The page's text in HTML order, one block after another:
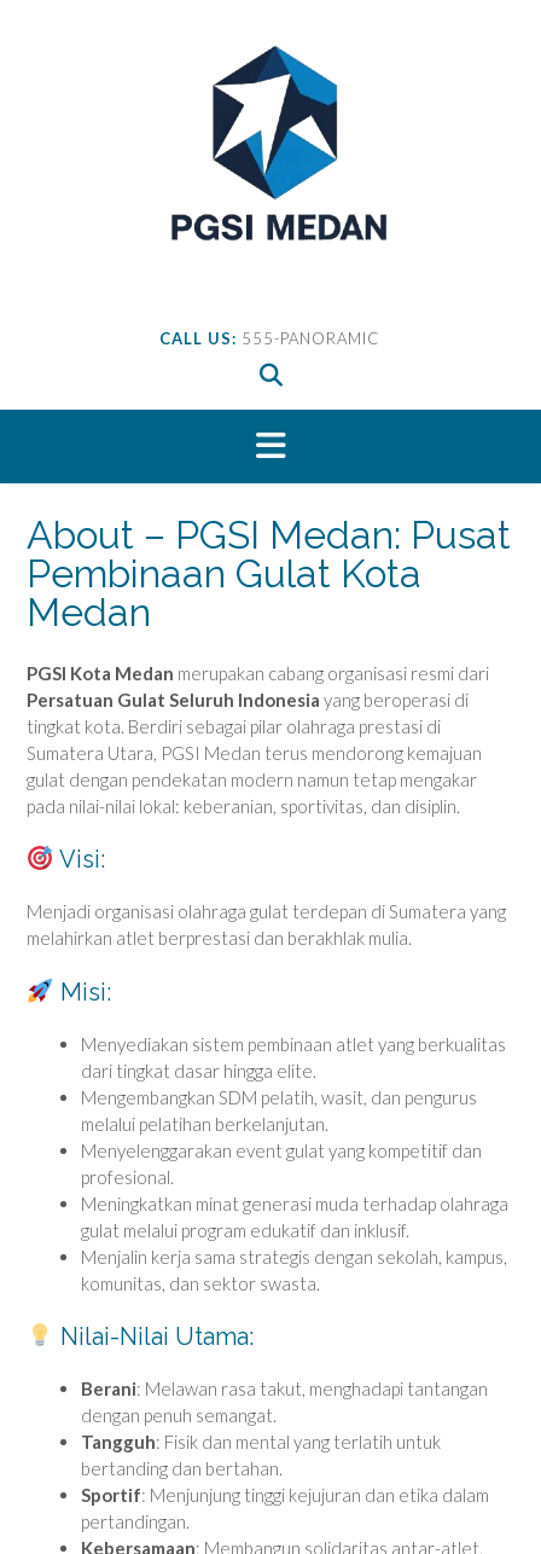
CALL US: 555-PANORAMIC
About – PGSI Medan: Pusat
Pembinaan Gulat Kota
Medan
PGSI Kota Medan merupakan cabang organisasi resmi dari
Persatuan Gulat Seluruh Indonesia yang beroperasi di
tingkat kota. Berdiri sebagai pilar olahraga prestasi di
Sumatera Utara, PGSI Medan terus mendorong kemajuan
gulat dengan pendekatan modern namun tetap mengakar
pada nilai-nilai lokal: keberanian, sportivitas, dan disiplin.
Visi:
Menjadi organisasi olahraga gulat terdepan di Sumatera yang
melahirkan atlet berprestasi dan berakhlak mulia.
Misi:
Menyediakan sistem pembinaan atlet yang berkualitas
dari tingkat dasar hingga elite.
Mengembangkan SDM pelatih, wasit, dan pengurus
melalui pelatihan berkelanjutan.
Menyelenggarakan event gulat yang kompetitif dan
profesional.
Meningkatkan minat generasi muda terhadap olahraga
gulat melalui program edukatif dan inklusif.
Menjalin kerja sama strategis dengan sekolah, kampus,
komunitas, dan sektor swasta.
Nilai-Nilai Utama:
Berani: Melawan rasa takut, menghadapi tantangan
dengan penuh semangat.
Tangguh: Fisik dan mental yang terlatih untuk
bertanding dan bertahan.
Sportif: Menjunjung tinggi kejujuran dan etika dalam
pertandingan.
Kebersamaan: Membangun solidaritas antar-atlet,